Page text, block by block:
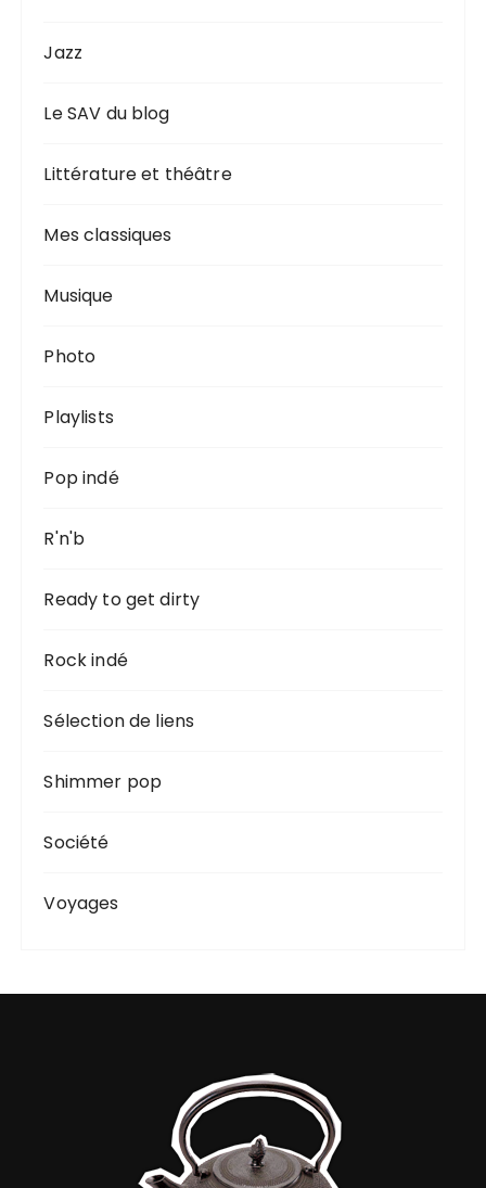
Jazz
Le SAV du blog
Littérature et théâtre
Mes classiques
Musique
Photo
Playlists
Pop indé
R'n'b
Ready to get dirty
Rock indé
Sélection de liens
Shimmer pop
Société
Voyages